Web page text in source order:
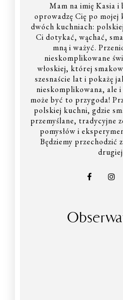
Mam na imię Kasia i
oprowadzę Cię po mojej
dwóch kuchniach:
Ci dotykać, wąchać,
mną i ważyć.
nieskomplikowane
włoskiej, której
szesnaście lat i pokażę
nieskomplikowana, ale
może być to przygoda!
polskiej kuchni, gdzie
przemyślane, tradycyjne
pomysłów i
Będziemy przechodzić